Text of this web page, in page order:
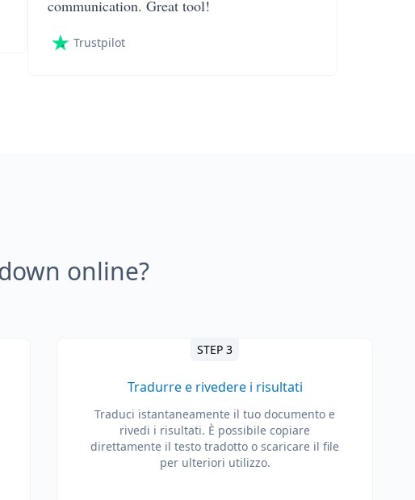
communication. Great tool!
Trustpilot
online?
STEP 3
Tradurre e rivedere i risultati
Traduci istantaneamente il tuo documento e
rivedi i risultati. È possibile copiare
direttamente il testo tradotto o scaricare il file
per ulteriori utilizzo.